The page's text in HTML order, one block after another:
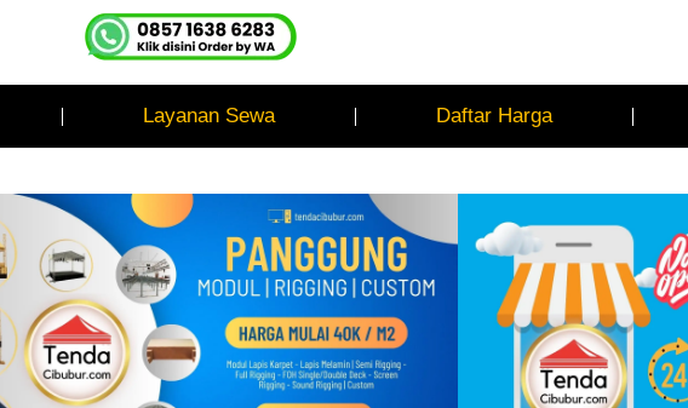
Layanan Sewa Daftar Harga